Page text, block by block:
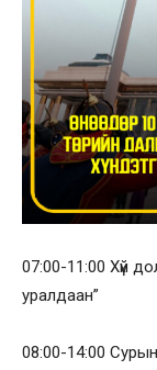
07:00-11:00 Хүй
уралдаан”
08:00-14:00